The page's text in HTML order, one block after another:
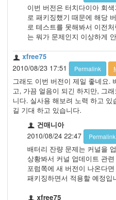
이번 버전은 터치다이아 회
로 패키징했기 때문에 해당
로 테스트를 못해봐서 이전
는 뭐가 문제인지 이상하게
xfree75
2010/08/23 17:51
Permalink
그래도 이번 버전이 제일 좋네요.
고, 가끔 얼음이 되긴 하지만, 그
니다. 실사용 해보려 노력 하고
길 기대 하고 있습니다.
건매니아
2010/08/24 22:47
Permalink
배터리 잔량 문제는 커널을
상황봐서 커널 업데이트 관
포럼쪽에 새 버전이 나온다
패키징하면서 적용할 예정입
xfree75